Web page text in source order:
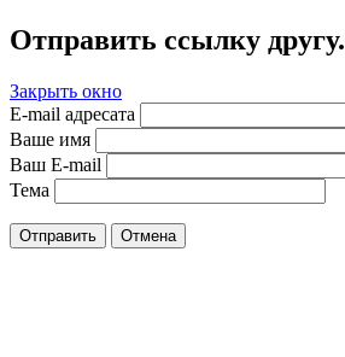
Отправить ссылку другу.
Закрыть окно
E-mail адресата
Ваше имя
Ваш E-mail
Тема
Отправить Отмена